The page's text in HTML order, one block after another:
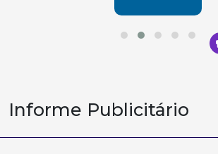
Informe Publicitário